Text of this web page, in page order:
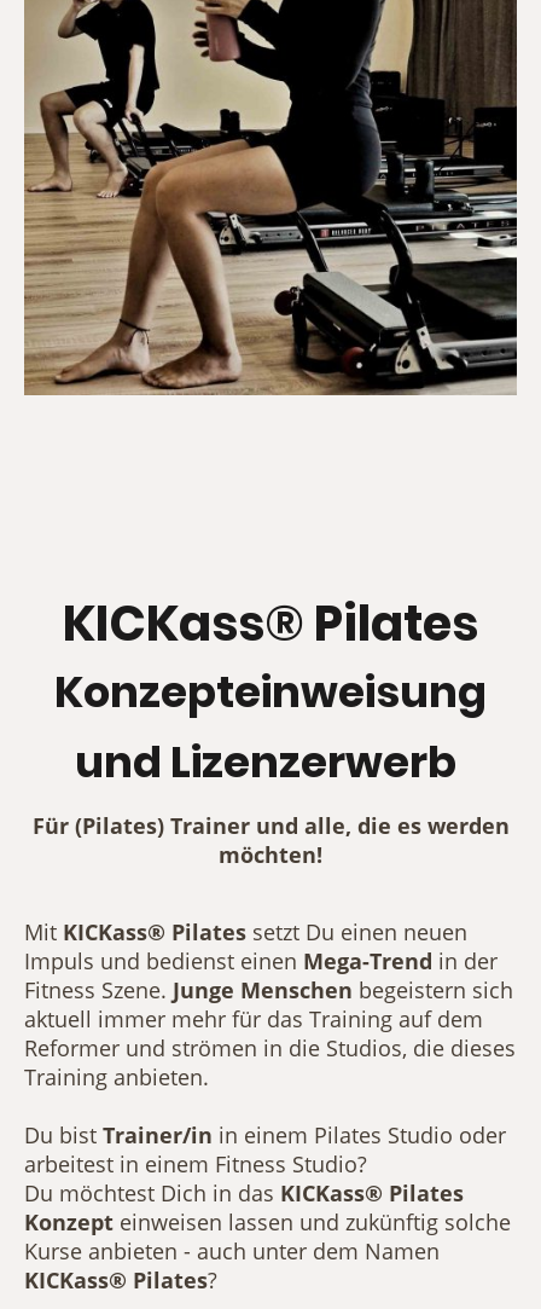
KICKass® Pilates
Konzepteinweisung
und Lizenzerwerb
Mit KICKass® Pilates setzt Du einen neuen
Impuls und bedienst einen Mega-Trend in der
Fitness Szene. Junge Menschen begeistern sich
aktuell immer mehr für das Training auf dem
Reformer und strömen in die Studios, die dieses
Training anbieten.
Du bist Trainer/in in einem Pilates Studio oder
arbeitest in einem Fitness Studio?
Du möchtest Dich in das KICKass® Pilates
Konzept einweisen lassen und zukünftig solche
Kurse anbieten - auch unter dem Namen
KICKass® Pilates?
Für (Pilates) Trainer und alle, die es werden
möchten!